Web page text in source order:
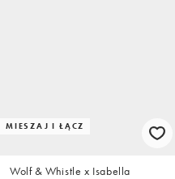
MIESZAJ I ŁĄCZ
Wolf & Whistle x Isabella